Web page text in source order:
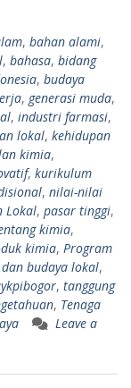
, bahan alami,
, bahasa, bidang
, budaya
, generasi muda,
, industri farmasi,
lokal, kehidupan
kimia,
, kurikulum
, nilai-nilai
Lokal, pasar tinggi,
kimia,
kimia, Program
budaya lokal,
, tanggung
, Tenaga
Leave a